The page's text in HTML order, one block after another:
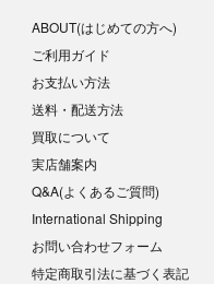
ABOUT(はじめての方へ)
ご利用ガイド
お支払い方法
送料・配送方法
買取について
実店舗案内
Q&A(よくあるご質問)
International Shipping
お問い合わせフォーム
特定商取引法に基づく表記